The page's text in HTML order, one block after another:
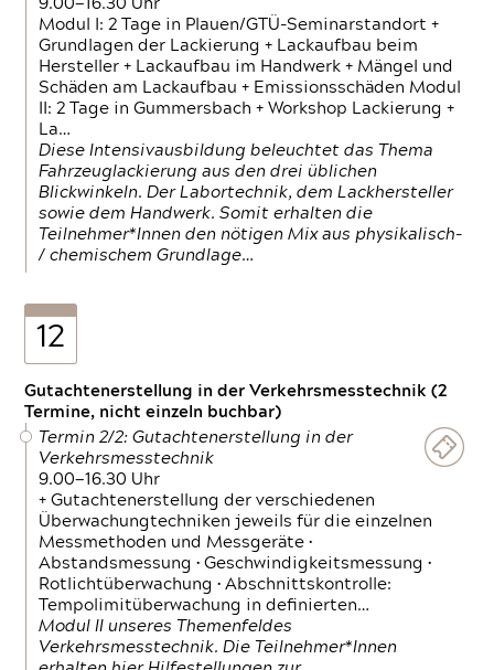
9.00—16.30 Uhr
Modul I: 2 Tage in Plauen/GTÜ-Seminarstandort +
Grundlagen der Lackierung + Lackaufbau beim
Hersteller + Lackaufbau im Handwerk + Mängel und
Schäden am Lackaufbau + Emissionsschäden Modul
II: 2 Tage in Gummersbach + Workshop Lackierung +
La…
Diese Intensivausbildung beleuchtet das Thema
Fahrzeuglackierung aus den drei üblichen
Blickwinkeln. Der Labortechnik, dem Lackhersteller
sowie dem Handwerk. Somit erhalten die
Teilnehmer*Innen den nötigen Mix aus physikalisch-
/ chemischem Grundlage…
12
Gutachtenerstellung in der Verkehrsmesstechnik (2
Termine, nicht einzeln buchbar)
Termin 2/2: Gutachtenerstellung in der
Verkehrsmesstechnik
9.00—16.30 Uhr
+ Gutachtenerstellung der verschiedenen
Überwachungtechniken jeweils für die einzelnen
Messmethoden und Messgeräte •
Abstandsmessung • Geschwindigkeitsmessung •
Rotlichtüberwachung • Abschnittskontrolle:
Tempolimitüberwachung in definierten…
Modul II unseres Themenfeldes
Verkehrsmesstechnik. Die Teilnehmer*Innen